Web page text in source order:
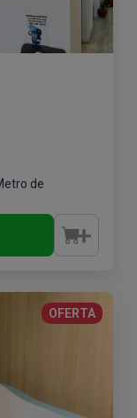
de
OFERTA